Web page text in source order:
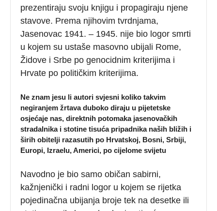
prezentiraju svoju knjigu i propagiraju njene
stavove. Prema njihovim tvrdnjama,
Jasenovac 1941. – 1945. nije bio logor smrti
u kojem su ustaše masovno ubijali Rome,
Židove i Srbe po genocidnim kriterijima i
Hrvate po političkim kriterijima.
Ne znam jesu li autori svjesni koliko takvim
negiranjem žrtava duboko diraju u pijetetske
osjećaje nas, direktnih potomaka jasenovačkih
stradalnika i stotine tisuća pripadnika naših bližih i
širih obitelji razasutih po Hrvatskoj, Bosni, Srbiji,
Europi, Izraelu, Americi, po cijelome svijetu
Navodno je bio samo običan sabirni,
kažnjenički i radni logor u kojem se rijetka
pojedinačna ubijanja broje tek na desetke ili